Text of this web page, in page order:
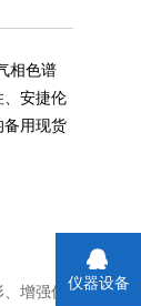
相色谱
、安捷伦
备用现货
增强信
仪器设备